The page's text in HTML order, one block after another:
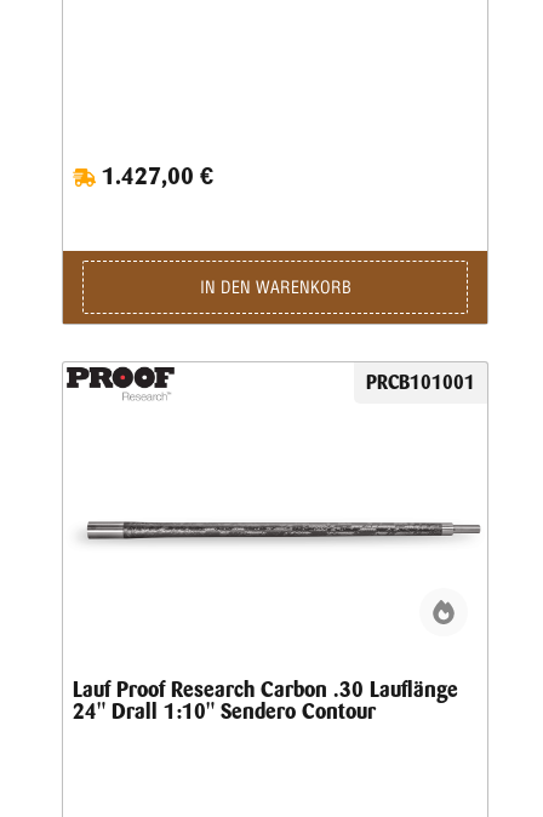
1.427,00 €
IN DEN WARENKORB
PRCB101001
Lauf Proof Research Carbon .30 Lauflänge
24" Drall 1:10" Sendero Contour